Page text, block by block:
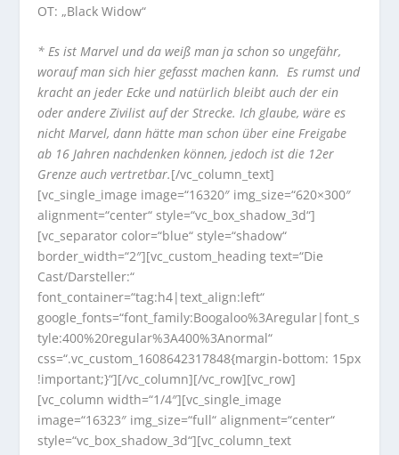
OT: „Black Widow“
* Es ist Marvel und da weiß man ja schon so ungefähr,
worauf man sich hier gefasst machen kann. Es rumst und
kracht an jeder Ecke und natürlich bleibt auch der ein
oder andere Zivilist auf der Strecke. Ich glaube, wäre es
nicht Marvel, dann hätte man schon über eine Freigabe
ab 16 Jahren nachdenken können, jedoch ist die 12er
Grenze auch vertretbar.[/vc_column_text]
[vc_single_image image=“16320″ img_size=“620×300″
alignment=“center“ style=“vc_box_shadow_3d“]
[vc_separator color=“blue“ style=“shadow“
border_width=“2″][vc_custom_heading text=“Die
Cast/Darsteller:“
font_container=“tag:h4|text_align:left“
google_fonts=“font_family:Boogaloo%3Aregular|font_s
tyle:400%20regular%3A400%3Anormal“
css=“.vc_custom_1608642317848{margin-bottom: 15px
!important;}“][/vc_column][/vc_row][vc_row]
[vc_column width=“1/4″][vc_single_image
image=“16323″ img_size=“full“ alignment=“center“
style=“vc_box_shadow_3d“][vc_column_text